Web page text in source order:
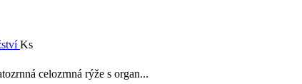
Ks
celozrnná rýže s organ...